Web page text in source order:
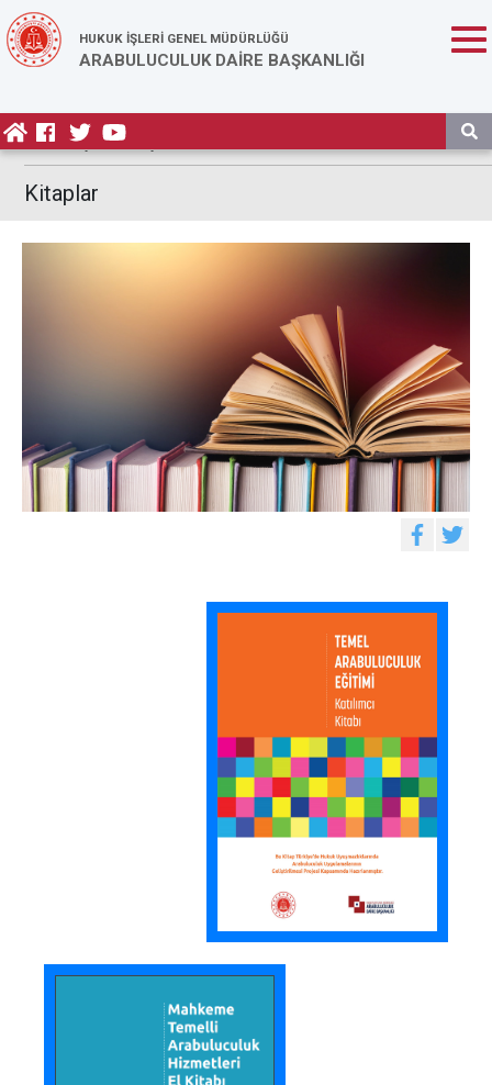
HUKUK İŞLERİ GENEL MÜDÜRLÜĞÜ
ARABULUCULUK DAİRE BAŞKANLIĞI
Anasayfa /
Kitaplar